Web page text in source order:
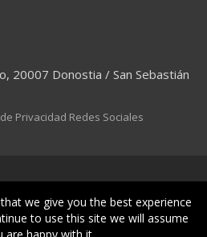
20007 Donostia / San Sebastián
Privacidad Redes Sociales
we give you the best experience
to use this site we will assume
are happy with it.